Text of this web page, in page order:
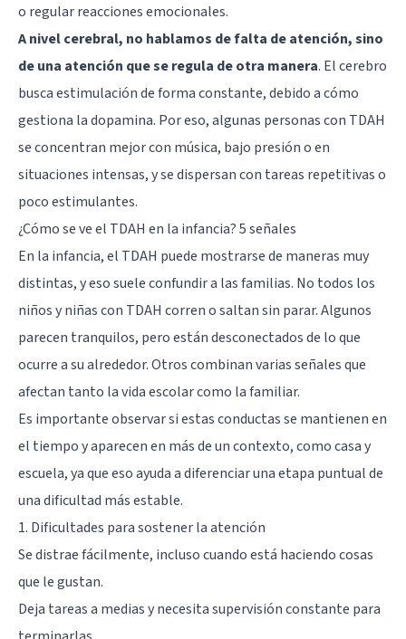
o regular reacciones emocionales.
A nivel cerebral, no hablamos de falta de atención, sino
de una atención que se regula de otra manera. El cerebro
busca estimulación de forma constante, debido a cómo
gestiona la dopamina. Por eso, algunas personas con TDAH
se concentran mejor con música, bajo presión o en
situaciones intensas, y se dispersan con tareas repetitivas o
poco estimulantes.
¿Cómo se ve el TDAH en la infancia? 5 señales
En la infancia, el TDAH puede mostrarse de maneras muy
distintas, y eso suele confundir a las familias. No todos los
niños y niñas con TDAH corren o saltan sin parar. Algunos
parecen tranquilos, pero están desconectados de lo que
ocurre a su alrededor. Otros combinan varias señales que
afectan tanto la vida escolar como la familiar.
Es importante observar si estas conductas se mantienen en
el tiempo y aparecen en más de un contexto, como casa y
escuela, ya que eso ayuda a diferenciar una etapa puntual de
una dificultad más estable.
1. Dificultades para sostener la atención
Se distrae fácilmente, incluso cuando está haciendo cosas
que le gustan.
Deja tareas a medias y necesita supervisión constante para